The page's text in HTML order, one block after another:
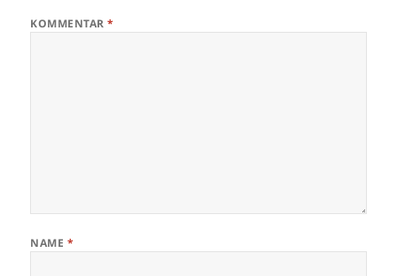
KOMMENTAR*
NAME *